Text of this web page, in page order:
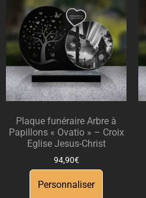
Plaque funéraire Arbre à
Papillons « Ovatio » – Croix
Eglise Jesus-Christ
94,90€
Personnaliser